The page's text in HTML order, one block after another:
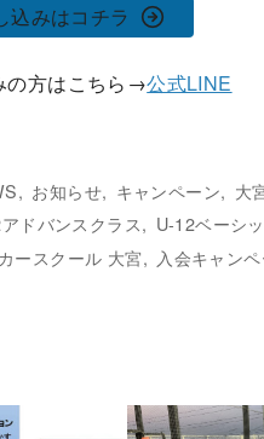
込みはコチラ
の方はこちら→公式LINE
お知らせ キャンペーン 大
ドバンスクラス U-12ベーシ
ースクール 大宮
入会キャン